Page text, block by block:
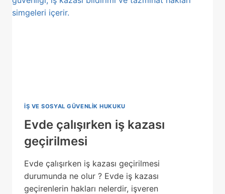
IŞ VE SOSYAL GÜVENLIK HUKUKU
Evde çalışırken iş kazası
geçirilmesi
Evde çalışırken iş kazası geçirilmesi
durumunda ne olur ? Evde iş kazası
geçirenlerin hakları nelerdir, işveren